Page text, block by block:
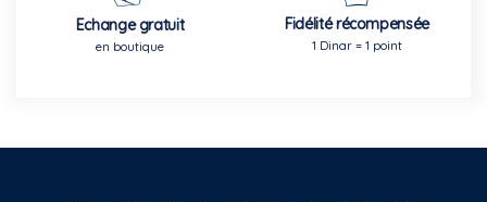
Echange gratuit
en boutique
Fidélité récompensée
1 Dinar = 1 point